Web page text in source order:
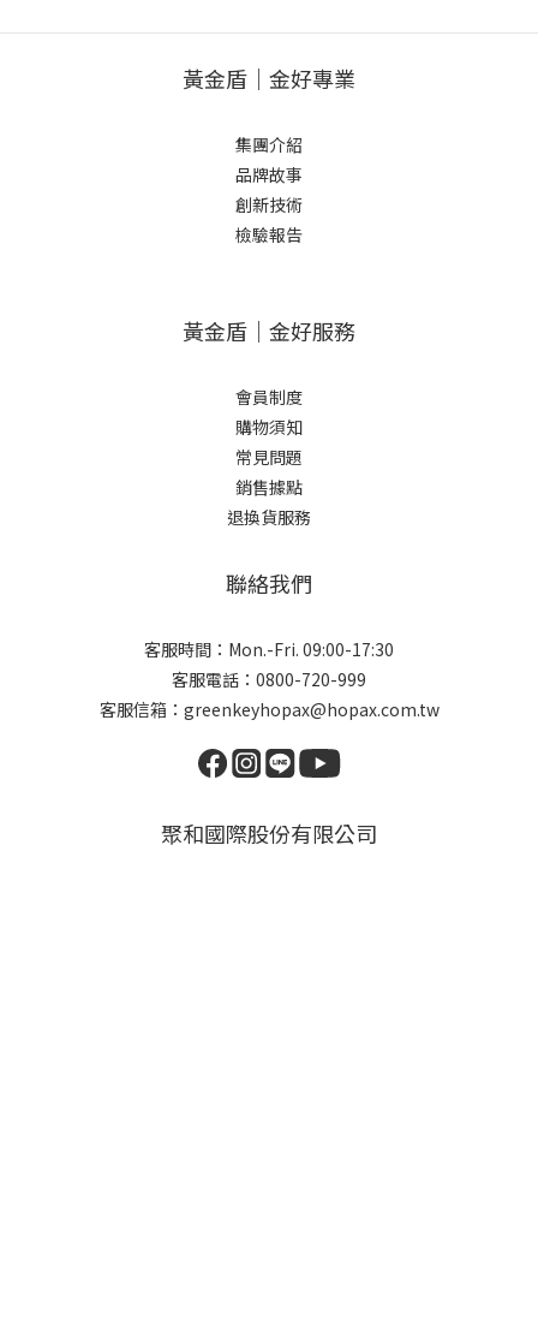
黃金盾｜金好專業
集團介紹
品牌故事
創新技術
檢驗報告
黃金盾｜金好服務
會員制度
購物須知
常見問題
銷售據點
退換貨服務
聯絡我們
客服時間：Mon.-Fri. 09:00-17:30
客服電話：0800-720-999
客服信箱：greenkeyhopax@hopax.com.tw
聚和國際股份有限公司